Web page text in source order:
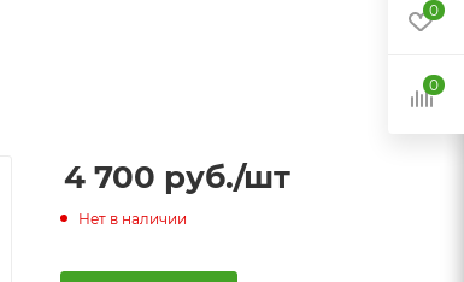
4 700 руб./шт
Нет в наличии
0
0